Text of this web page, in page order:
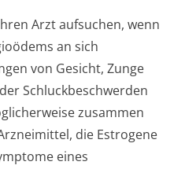
Arzt aufsuchen, wenn
an sich
von Gesicht, Zunge
Schluckbeschwerden
zusammen
die Estrogene
eines